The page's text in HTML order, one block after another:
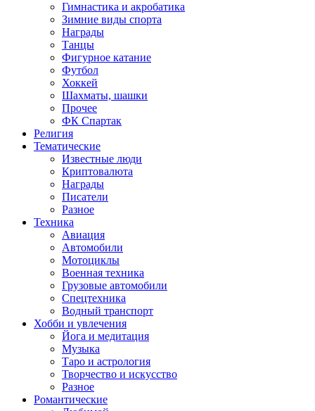
Гимнастика и акробатика
Зимние виды спорта
Награды
Танцы
Фигурное катание
Футбол
Хоккей
Шахматы, шашки
Прочее
ФК Спартак
Религия
Тематические
Известные люди
Криптовалюта
Награды
Писатели
Разное
Техника
Авиация
Автомобили
Мотоциклы
Военная техника
Грузовые автомобили
Спецтехника
Водный транспорт
Хобби и увлечения
Йога и медитация
Музыка
Таро и астрология
Творчество и искусство
Разное
Романтические